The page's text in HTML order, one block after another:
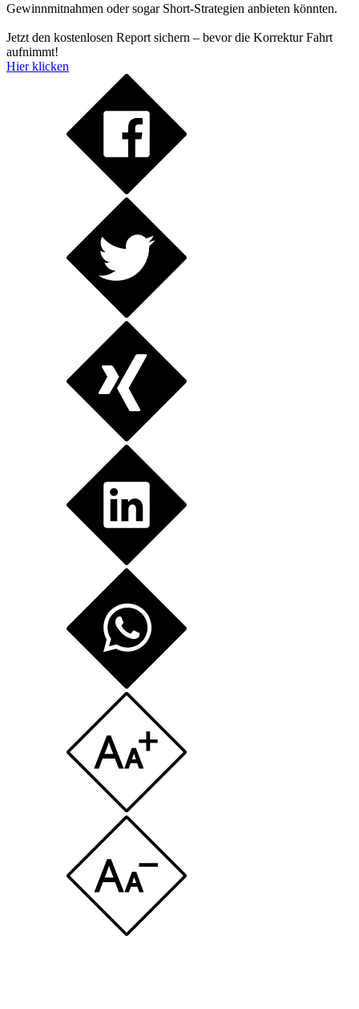
Gewinnmitnahmen oder sogar Short-Strategien anbieten könnten.
Jetzt den kostenlosen Report sichern – bevor die Korrektur Fahrt
aufnimmt!
Hier klicken